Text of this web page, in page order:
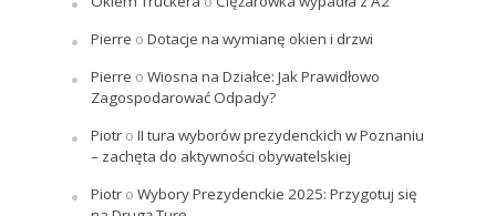
Pierre o Dotacje na wymianę okien i drzwi
Pierre o Wiosna na Działce: Jak Prawidłowo
Zagospodarować Odpady?
Piotro II tura wyborów prezydenckich w Poznaniu
– zachęta do aktywności obywatelskiej
Piotro Wybory Prezydenckie 2025: Przygotuj się